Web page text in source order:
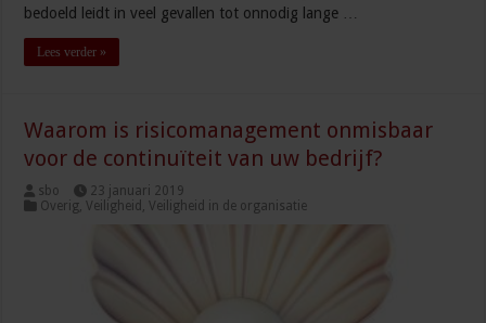
bedoeld leidt in veel gevallen tot onnodig lange …
Lees verder »
Waarom is risicomanagement onmisbaar
voor de continuïteit van uw bedrijf?
sbo
23 januari 2019
Overig,Veiligheid ,Veiligheid in de organisatie